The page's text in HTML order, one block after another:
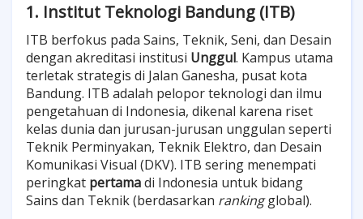
1. Institut Teknologi Bandung (ITB)
ITB berfokus pada Sains, Teknik, Seni, dan Desain
dengan akreditasi institusi Unggul. Kampus utama
terletak strategis di Jalan Ganesha, pusat kota
Bandung. ITB adalah pelopor teknologi dan ilmu
pengetahuan di Indonesia, dikenal karena riset
kelas dunia dan jurusan-jurusan unggulan seperti
Teknik Perminyakan, Teknik Elektro, dan Desain
Komunikasi Visual (DKV). ITB sering menempati
peringkat pertamadi Indonesia untuk bidang
Sains dan Teknik (berdasarkan rankingglobal).